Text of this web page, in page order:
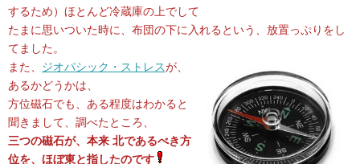
するため）ほとんど冷蔵庫の上でして
たまに思いついた時に、布団の下に入れるという、放置っぷりをし
てました。
また、 ジオパシック・ストレスが、
あるかどうかは、
方位磁石でも、ある程度はわかると
聞きまして、調べたところ、
三つの磁石が、本来 北であるべき方
位を、ほぼ東と指したのです